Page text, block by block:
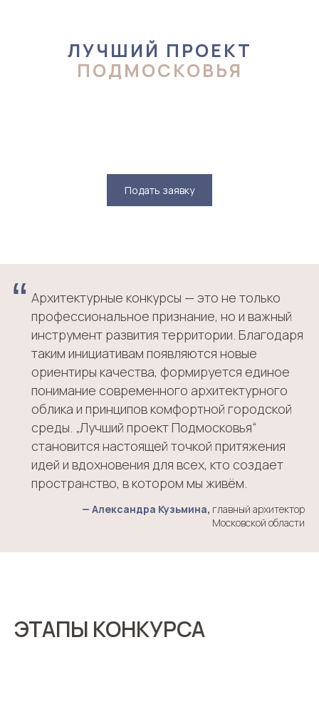
ЛУЧШИЙ ПРОЕКТ
ПОДМОСКОВЬЯ
Подать заявку
“ Архитектурные конкурсы — это не только
профессиональное признание, но и важный
инструмент развития территории. Благодаря
таким инициативам появляются новые
ориентиры качества, формируется единое
понимание современного архитектурного
облика и принципов комфортной городской
среды. „Лучший проект Подмосковья“
становится настоящей точкой притяжения
идей и вдохновения для всех, кто создает
пространство, в котором мы живём.
— Александра Кузьмина, главный архитектор
Московской области
ЭТАПЫ КОНКУРСА